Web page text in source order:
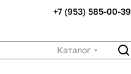
+7 (953) 585-00-39
Каталог